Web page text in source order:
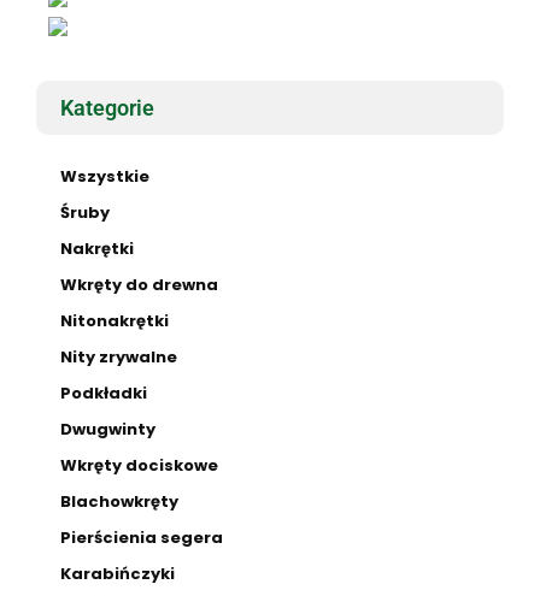
Kategorie
Wszystkie
Śruby
Nakrętki
Wkręty do drewna
Nitonakrętki
Nity zrywalne
Podkładki
Dwugwinty
Wkręty dociskowe
Blachowkręty
Pierścienia segera
Karabińczyki